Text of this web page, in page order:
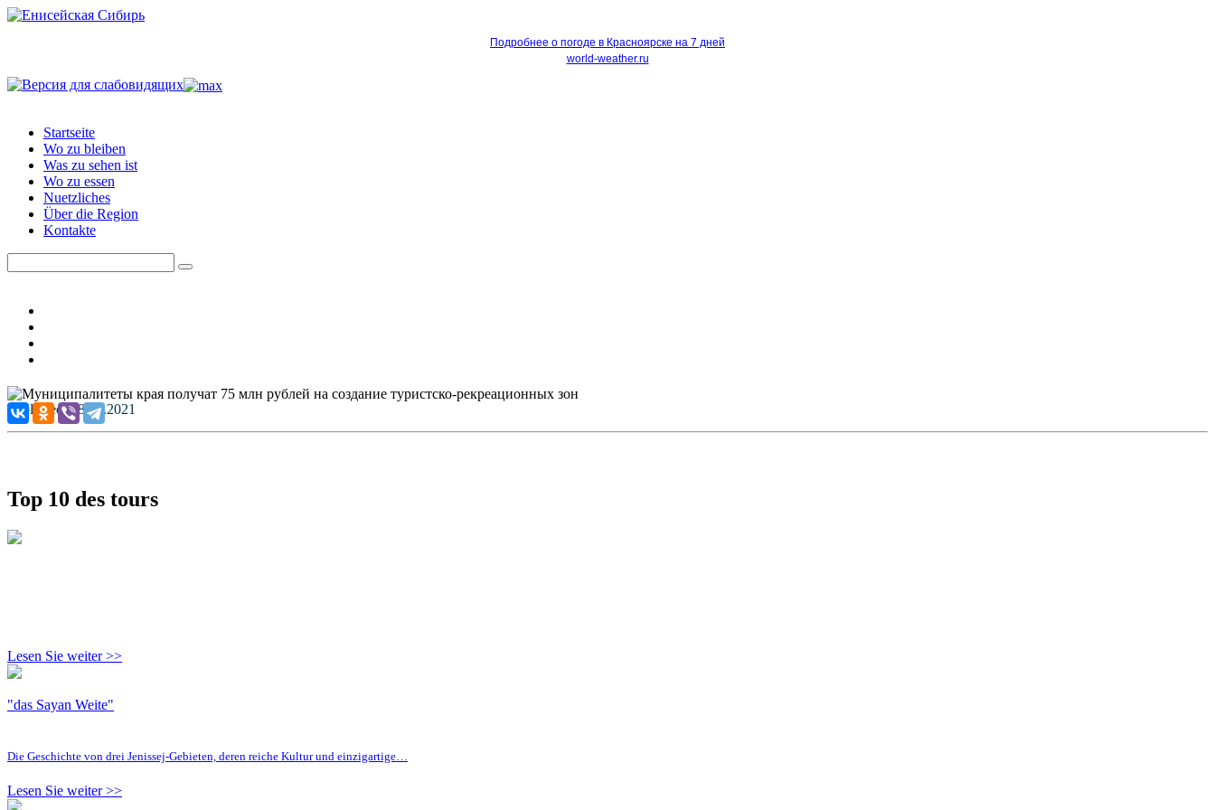
Подробнее о погоде в Красноярске на 7 дней
world-weather.ru
Startseite
Wo zu bleiben
Was zu sehen ist
Wo zu essen
Nuetzliches
Über die Region
Kontakte
Published: 18.01.2021
Top 10 des tours
Lesen Sie weiter >>
"das Sayan Weite"
Die Geschichte von drei Jenissej-Gebieten, deren reiche Kultur und einzigartige…
Lesen Sie weiter >>